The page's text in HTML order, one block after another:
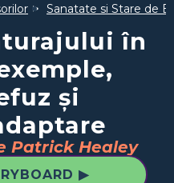
Sanatate si Stare de
în
și
Patrick Healey
▶